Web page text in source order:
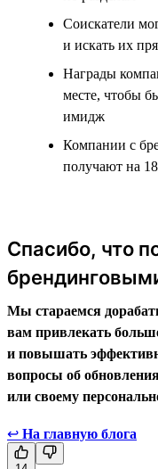
Соискатели
и искать их
Награды
месте, чтобы
имидж
Компании с
получают на
Спасибо, что
Мы стараемся
вам привлекать
и повышать
вопросы об
или своему
↩ На главную блога